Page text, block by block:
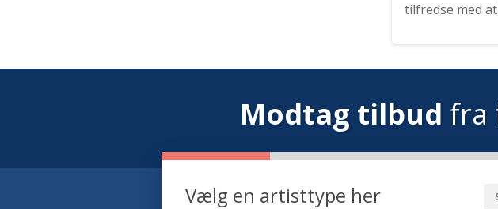
tilfredse med
Modtag tilbud fra
Vælg en artisttype her